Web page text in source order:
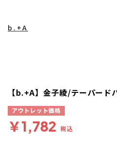
b.+A
【b.+A】金子綾/テーパード
アウトレット価格
￥1,782 税込